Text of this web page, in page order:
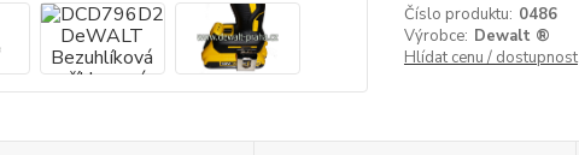
Číslo produktu: 0486
Výrobce: Dewalt ®
Hlídat cenu / dostupnost